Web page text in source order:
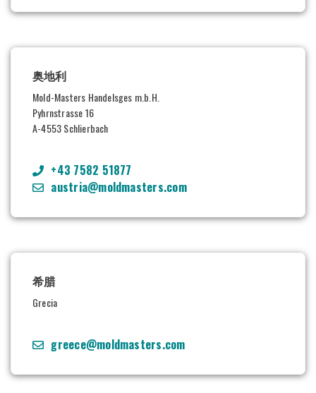
奥地利
Mold-Masters Handelsges m.b.H.
Pyhrnstrasse 16
A-4553 Schlierbach
+43 7582 51877
austria@moldmasters.com
希腊
Grecia
greece@moldmasters.com